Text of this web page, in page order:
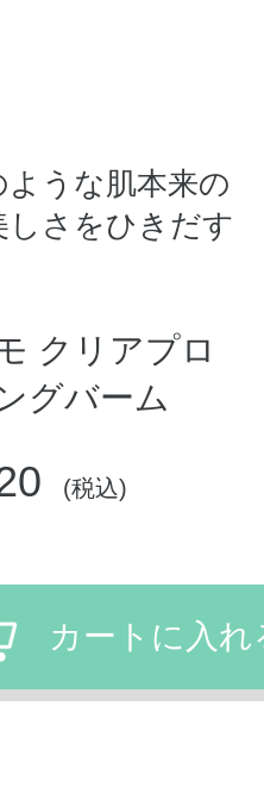
うな肌本来の
さをひきだす
クリアプロ
グバーム
(税込)
カートに入れ